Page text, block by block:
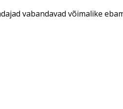
vabandavad võimalike